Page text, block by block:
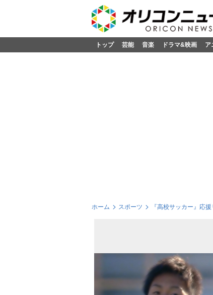
トップ 芸能 音楽 ドラマ&映画 ア
ホーム スポーツ 『高校サッカー』応